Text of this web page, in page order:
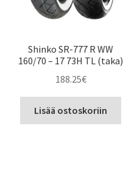
Shinko SR-777 R WW
160/70 – 17 73H TL (taka)
188.25€
Lisää ostoskoriin